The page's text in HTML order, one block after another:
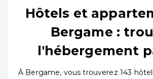
Hôtels et
Bergame :
l'hébergement
À Bergame, vous trouverez 143